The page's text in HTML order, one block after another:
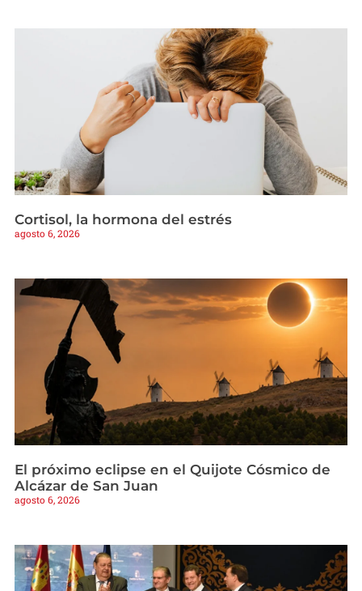
Cortisol, la hormona del estrés
agosto 6, 2026
El próximo eclipse en el Quijote Cósmico de
Alcázar de San Juan
agosto 6, 2026